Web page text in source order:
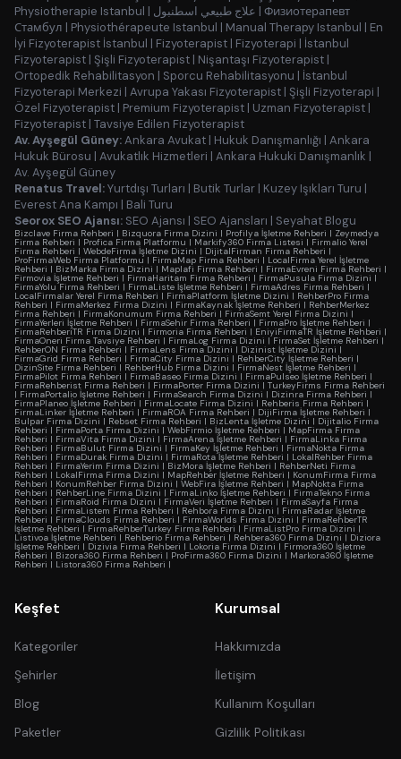
Physiotherapie Istanbul | علاج طبيعي اسطنبول | Физиотерапевт
Стамбул | Physiothérapeute Istanbul | Manual Therapy Istanbul | En
İyi Fizyoterapist İstanbul | Fizyoterapist | Fizyoterapi | İstanbul
Fizyoterapist | Şişli Fizyoterapist | Nişantaşı Fizyoterapist |
Ortopedik Rehabilitasyon | Sporcu Rehabilitasyonu | İstanbul
Fizyoterapi Merkezi | Avrupa Yakası Fizyoterapist | Şişli Fizyoterapi |
Özel Fizyoterapist | Premium Fizyoterapist | Uzman Fizyoterapist |
Fizyoterapist | Tavsiye Edilen Fizyoterapist
Av. Ayşegül Güney:Ankara Avukat | Hukuk Danışmanlığı | Ankara
Hukuk Bürosu | Avukatlık Hizmetleri | Ankara Hukuki Danışmanlık |
Av. Ayşegül Güney
Renatus Travel:Yurtdışı Turları | Butik Turlar | Kuzey Işıkları Turu |
Everest Ana Kampı | Bali Turu
Seorox SEO Ajansı: SEO Ajansı | SEO Ajansları | Seyahat Blogu
Bizclave Firma Rehberi | Bizquora Firma Dizini | Profilya İşletme Rehberi | Zeymedya
Firma Rehberi | Profica Firma Platformu | Markify360 Firma Listesi | Firmalio Yerel
Firma Rehberi | WebdeFirma İşletme Dizini | DijitalFirman Firma Rehberi |
ProFirmaWeb Firma Platformu | FirmaMap Firma Rehberi | LocalFirma Yerel İşletme
Rehberi | BizMarka Firma Dizini | Maplafi Firma Rehberi | FirmaEvreni Firma Rehberi |
Firmovia İşletme Rehberi | FirmaHaritam Firma Rehberi | FirmaPusula Firma Dizini |
FirmaYolu Firma Rehberi | FirmaListe İşletme Rehberi | FirmaAdres Firma Rehberi |
LocalFirmalar Yerel Firma Rehberi | FirmaPlatform İşletme Dizini | RehberPro Firma
Rehberi | FirmaMerkez Firma Dizini | FirmaKaynak İşletme Rehberi | RehberMerkez
Firma Rehberi | FirmaKonumum Firma Rehberi | FirmaSemt Yerel Firma Dizini |
FirmaYerleri İşletme Rehberi | FirmaSehir Firma Rehberi | FirmaPro İşletme Rehberi |
FirmaRehberiTR Firma Dizini | Firmoria Firma Rehberi | EniyiFirmaTR İşletme Rehberi |
FirmaOneri Firma Tavsiye Rehberi | FirmaLog Firma Dizini |FirmaSet İşletme Rehberi |
RehberON Firma Rehberi | FirmaLens Firma Dizini | Dizinist İşletme Dizini |
FirmaGrid Firma Rehberi | FirmaCity Firma Dizini | RehberCity İşletme Rehberi |
DizinSite Firma Rehberi | RehberHub Firma Dizini | FirmaNest İşletme Rehberi |
FirmaPilot Firma Rehberi | FirmaBaseo Firma Dizini | FirmaPulseo İşletme Rehberi |
FirmaRehberist Firma Rehberi | FirmaPorter Firma Dizini | TurkeyFirms Firma Rehberi
| FirmaPortalio İşletme Rehberi | FirmaSearch Firma Dizini | Dizinra Firma Rehberi |
FirmaPlaneo İşletme Rehberi | FirmaLocate Firma Dizini | Rehberis Firma Rehberi |
FirmaLinker İşletme Rehberi | FirmaROA Firma Rehberi | DijiFirma İşletme Rehberi |
Bulpar Firma Dizini | Rebset Firma Rehberi | BizLenta İşletme Dizini | Dijitalio Firma
Rehberi | FirmaPorta Firma Dizini | WebFirmio İşletme Rehberi | MapFirma Firma
Rehberi | FirmaVita Firma Dizini | FirmaArena İşletme Rehberi | FirmaLinka Firma
Rehberi | FirmaBulut Firma Dizini | FirmaKey İşletme Rehberi | FirmaNokta Firma
Rehberi | FirmaDurak Firma Dizini | FirmaRota İşletme Rehberi | LokalRehber Firma
Rehberi | FirmaYerim Firma Dizini | BizMora İşletme Rehberi | RehberNeti Firma
Rehberi | LokalFirma Firma Dizini | MapRehber İşletme Rehberi | KonumFirma Firma
Rehberi | KonumRehber Firma Dizini | WebFira İşletme Rehberi | MapNokta Firma
Rehberi | RehberLine Firma Dizini | FirmaLinko İşletme Rehberi | FirmaTekno Firma
Rehberi | FirmaRoid Firma Dizini | FirmaVeri İşletme Rehberi | FirmaSayfa Firma
Rehberi | FirmaListem Firma Rehberi | Rehbora Firma Dizini | FirmaRadar İşletme
Rehberi | FirmaClouds Firma Rehberi | FirmaWorlds Firma Dizini | FirmaRehberTR
İşletme Rehberi | FirmaRehberTurkey Firma Rehberi | FirmaListPro Firma Dizini |
Listivoa İşletme Rehberi | Rehberio Firma Rehberi | Rehbera360 Firma Dizini | Diziora
İşletme Rehberi | Dizivia Firma Rehberi | Lokoria Firma Dizini | Firmora360 İşletme
Rehberi | Bizora360 Firma Rehberi | ProFirma360 Firma Dizini | Markora360 İşletme
Rehberi | Listora360 Firma Rehberi |
Keşfet
Kategoriler
Şehirler
Blog
Paketler
Kurumsal
Hakkımızda
İletişim
Kullanım Koşulları
Gizlilik Politikası